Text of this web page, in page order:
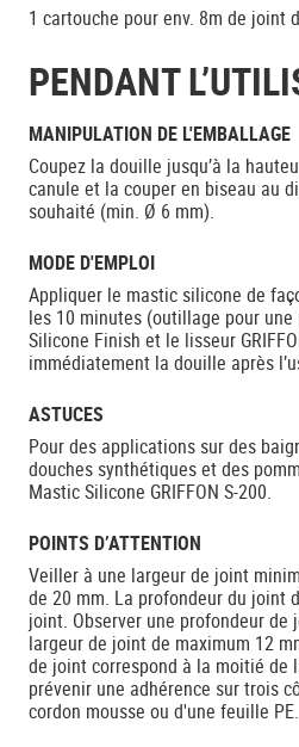
1 cartouche pour env. 8m de joint
PENDANT
MANIPULATION DE L'EMBALLAGE
Coupez la douille jusqu’à la
canule et la couper en biseau au
souhaité (min. Ø 6 mm).
MODE D'EMPLOI
Appliquer le mastic silicone de
les 10 minutes (outillage pour
Silicone Finish et le lisseur
immédiatement la douille après
ASTUCES
Pour des applications sur des
douches synthétiques et des
Mastic Silicone GRIFFON S-200.
POINTS D’ATTENTION
Veiller à une largeur de joint
de 20 mm. La profondeur du joint
joint. Observer une profondeur de
largeur de joint de maximum 12
de joint correspond à la moitié de
prévenir une adhérence sur trois
cordon mousse ou d'une feuille PE.